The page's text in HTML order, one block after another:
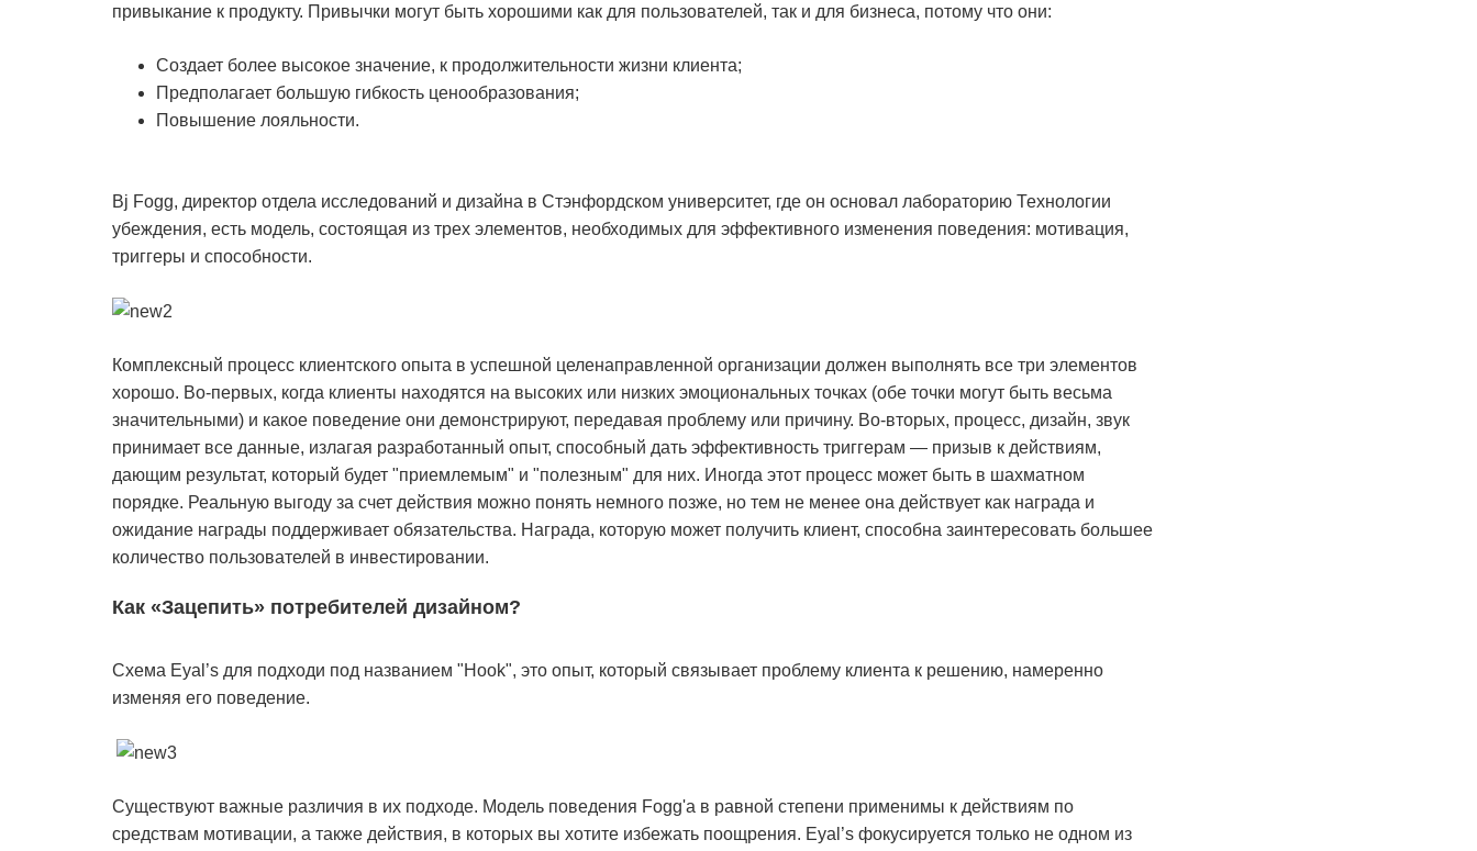
привыкание к продукту. Привычки могут быть хорошими как для пользователей, так и для бизнеса, потому что они:
Создает более высокое значение, к продолжительности жизни клиента;
Предполагает большую гибкость ценообразования;
Повышение лояльности.
Bj Fogg, директор отдела исследований и дизайна в Стэнфордском университет, где он основал лабораторию Технологии
убеждения, есть модель, состоящая из трех элементов, необходимых для эффективного изменения поведения: мотивация,
триггеры и способности.
Комплексный процесс клиентского опыта в успешной целенаправленной организации должен выполнять все три элементов
хорошо. Во-первых, когда клиенты находятся на высоких или низких эмоциональных точках (обе точки могут быть весьма
значительными) и какое поведение они демонстрируют, передавая проблему или причину. Во-вторых, процесс, дизайн, звук
принимает все данные, излагая разработанный опыт, способный дать эффективность триггерам — призыв к действиям,
дающим результат, который будет "приемлемым" и "полезным" для них. Иногда этот процесс может быть в шахматном
порядке. Реальную выгоду за счет действия можно понять немного позже, но тем не менее она действует как награда и
ожидание награды поддерживает обязательства. Награда, которую может получить клиент, способна заинтересовать большее
количество пользователей в инвестировании.
Как «Зацепить» потребителей дизайном?
Схема Eyal’s для подходи под названием "Hook", это опыт, который связывает проблему клиента к решению, намеренно
изменяя его поведение.
Существуют важные различия в их подходе. Модель поведения Fogg'а в равной степени применимы к действиям по
средствам мотивации, а также действия, в которых вы хотите избежать поощрения. Eyal’s фокусируется только не одном из